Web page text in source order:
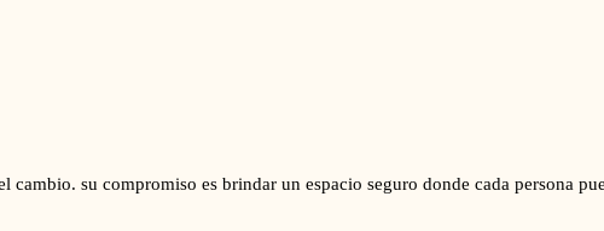
su compromiso es brindar un espacio seguro donde cada persona